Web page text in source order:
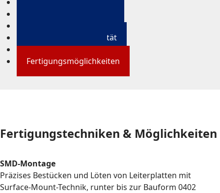
Zertifizierung & Qualität
Branchenlösungen
Fertigungsmöglichkeiten
Fertigungstechniken & Möglichkeiten
SMD-Montage
Präzises Bestücken und Löten von Leiterplatten mit
Surface-Mount-Technik, runter bis zur Bauform 0402